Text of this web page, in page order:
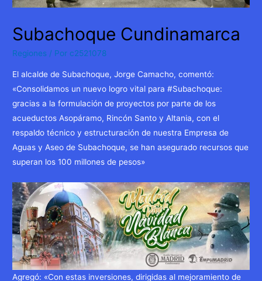
Subachoque Cundinamarca
Regiones / Por c2521078
El alcalde de Subachoque, Jorge Camacho, comentó:
«Consolidamos un nuevo logro vital para #Subachoque:
gracias a la formulación de proyectos por parte de los
acueductos Asopáramo, Rincón Santo y Altania, con el
respaldo técnico y estructuración de nuestra Empresa de
Aguas y Aseo de Subachoque, se han asegurado recursos que
superan los 100 millones de pesos»
Agregó: «Con estas inversiones, dirigidas al mejoramiento de